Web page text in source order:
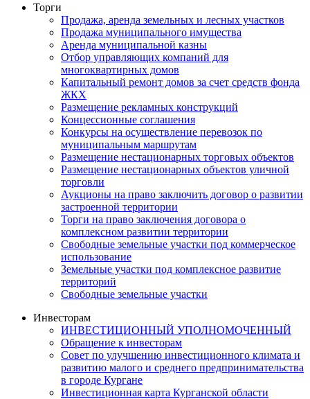
Торги
Продажа, аренда земельных и лесных участков
Продажа муниципального имущества
Аренда муниципальной казны
Отбор управляющих компаний для
многоквартирных домов
Капитальный ремонт домов за счет средств фонда
ЖКХ
Размещение рекламных конструкций
Концессионные соглашения
Конкурсы на осуществление перевозок по
муниципальным маршрутам
Размещение нестационарных торговых объектов
Размещение нестационарных объектов уличной
торговли
Аукционы на право заключить договор о развитии
застроенной территории
Торги на право заключения договора о
комплексном развитии территории
Свободные земельные участки под коммерческое
использование
Земельные участки под комплексное развитие
территорий
Свободные земельные участки
Инвесторам
ИНВЕСТИЦИОННЫЙ УПОЛНОМОЧЕННЫЙ
Обращение к инвесторам
Совет по улучшению инвестиционного климата и
развитию малого и среднего предпринимательства
в городе Кургане
Инвестиционная карта Курганской области